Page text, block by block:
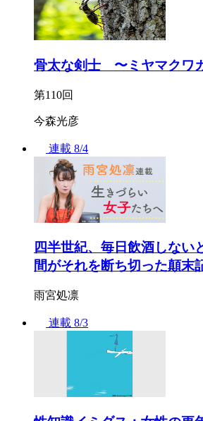
骨太な剣士 〜ミヤマクワ
第110回
今森光彦
連載 8/4
四半世紀、毎日飲酒しない
間がそれを断ち切った顛末
雨宮処凛
連載 8/3